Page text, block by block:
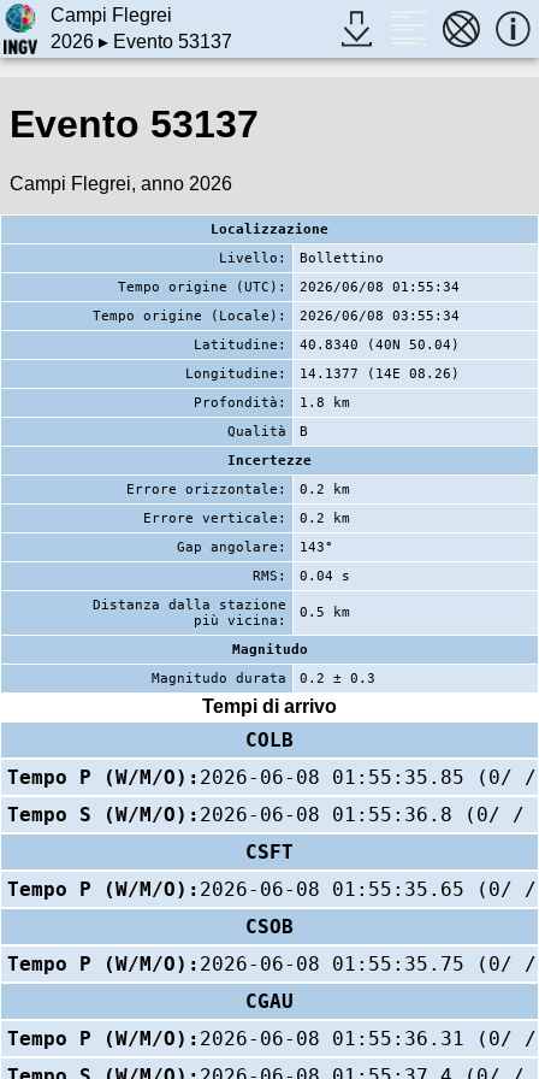
Campi Flegrei
2026▸ Evento 53137
Evento 53137
Campi Flegrei, anno 2026
Localizzazione
Livello:
Bollettino
Tempo origine (UTC):
2026/06/08 01:55:34
Tempo origine (Locale):
2026/06/08 03:55:34
Latitudine:
40.8340 (40N 50.04)
Longitudine:
14.1377 (14E 08.26)
Profondità:
1.8 km
Qualità
B
Incertezze
Errore orizzontale:
0.2 km
Errore verticale:
0.2 km
Gap angolare:
143°
RMS:
0.04 s
Distanza dalla stazione
più vicina:
0.5 km
Magnitudo
Magnitudo durata
0.2 ± 0.3
Tempi di arrivo
COLB
Tempo P (W/M/O): 2026-06-08 01:55:35.85 (0/
Tempo S (W/M/O): 2026-06-08 01:55:36.8 (0/ /
CSFT
Tempo P (W/M/O): 2026-06-08 01:55:35.65 (0/
CSOB
Tempo P (W/M/O): 2026-06-08 01:55:35.75 (0/
CGAU
Tempo P (W/M/O): 2026-06-08 01:55:36.31 (0/